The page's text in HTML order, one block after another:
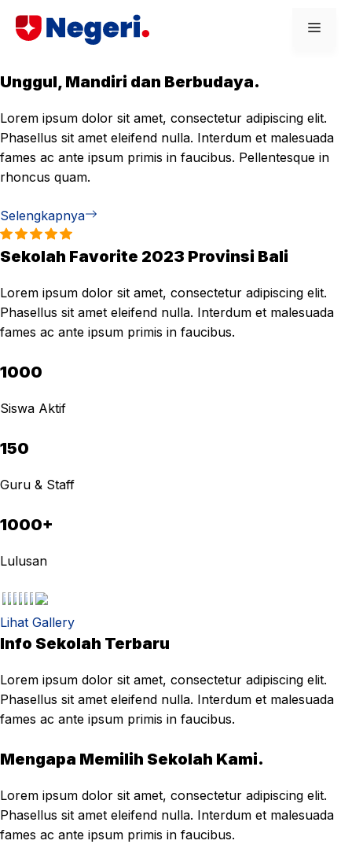
Unggul, Mandiri dan Berbudaya.
Lorem ipsum dolor sit amet, consectetur adipiscing elit.
Phasellus sit amet eleifend nulla. Interdum et malesuada
fames ac ante ipsum primis in faucibus. Pellentesque in
rhoncus quam.
Selengkapnya
Sekolah Favorite 2023 Provinsi Bali
Lorem ipsum dolor sit amet, consectetur adipiscing elit.
Phasellus sit amet eleifend nulla. Interdum et malesuada
fames ac ante ipsum primis in faucibus.
1000
Siswa Aktif
150
Guru & Staff
1000+
Lulusan
Lihat Gallery
Info Sekolah Terbaru
Lorem ipsum dolor sit amet, consectetur adipiscing elit.
Phasellus sit amet eleifend nulla. Interdum et malesuada
fames ac ante ipsum primis in faucibus.
Mengapa Memilih Sekolah Kami.
Lorem ipsum dolor sit amet, consectetur adipiscing elit.
Phasellus sit amet eleifend nulla. Interdum et malesuada
fames ac ante ipsum primis in faucibus.